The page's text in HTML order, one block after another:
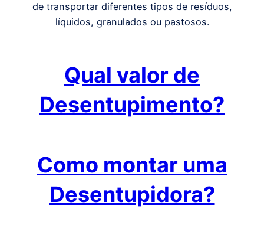
de transportar diferentes tipos de resíduos,
líquidos, granulados ou pastosos.
Qual valor de
Desentupimento?
Como montar uma
Desentupidora?